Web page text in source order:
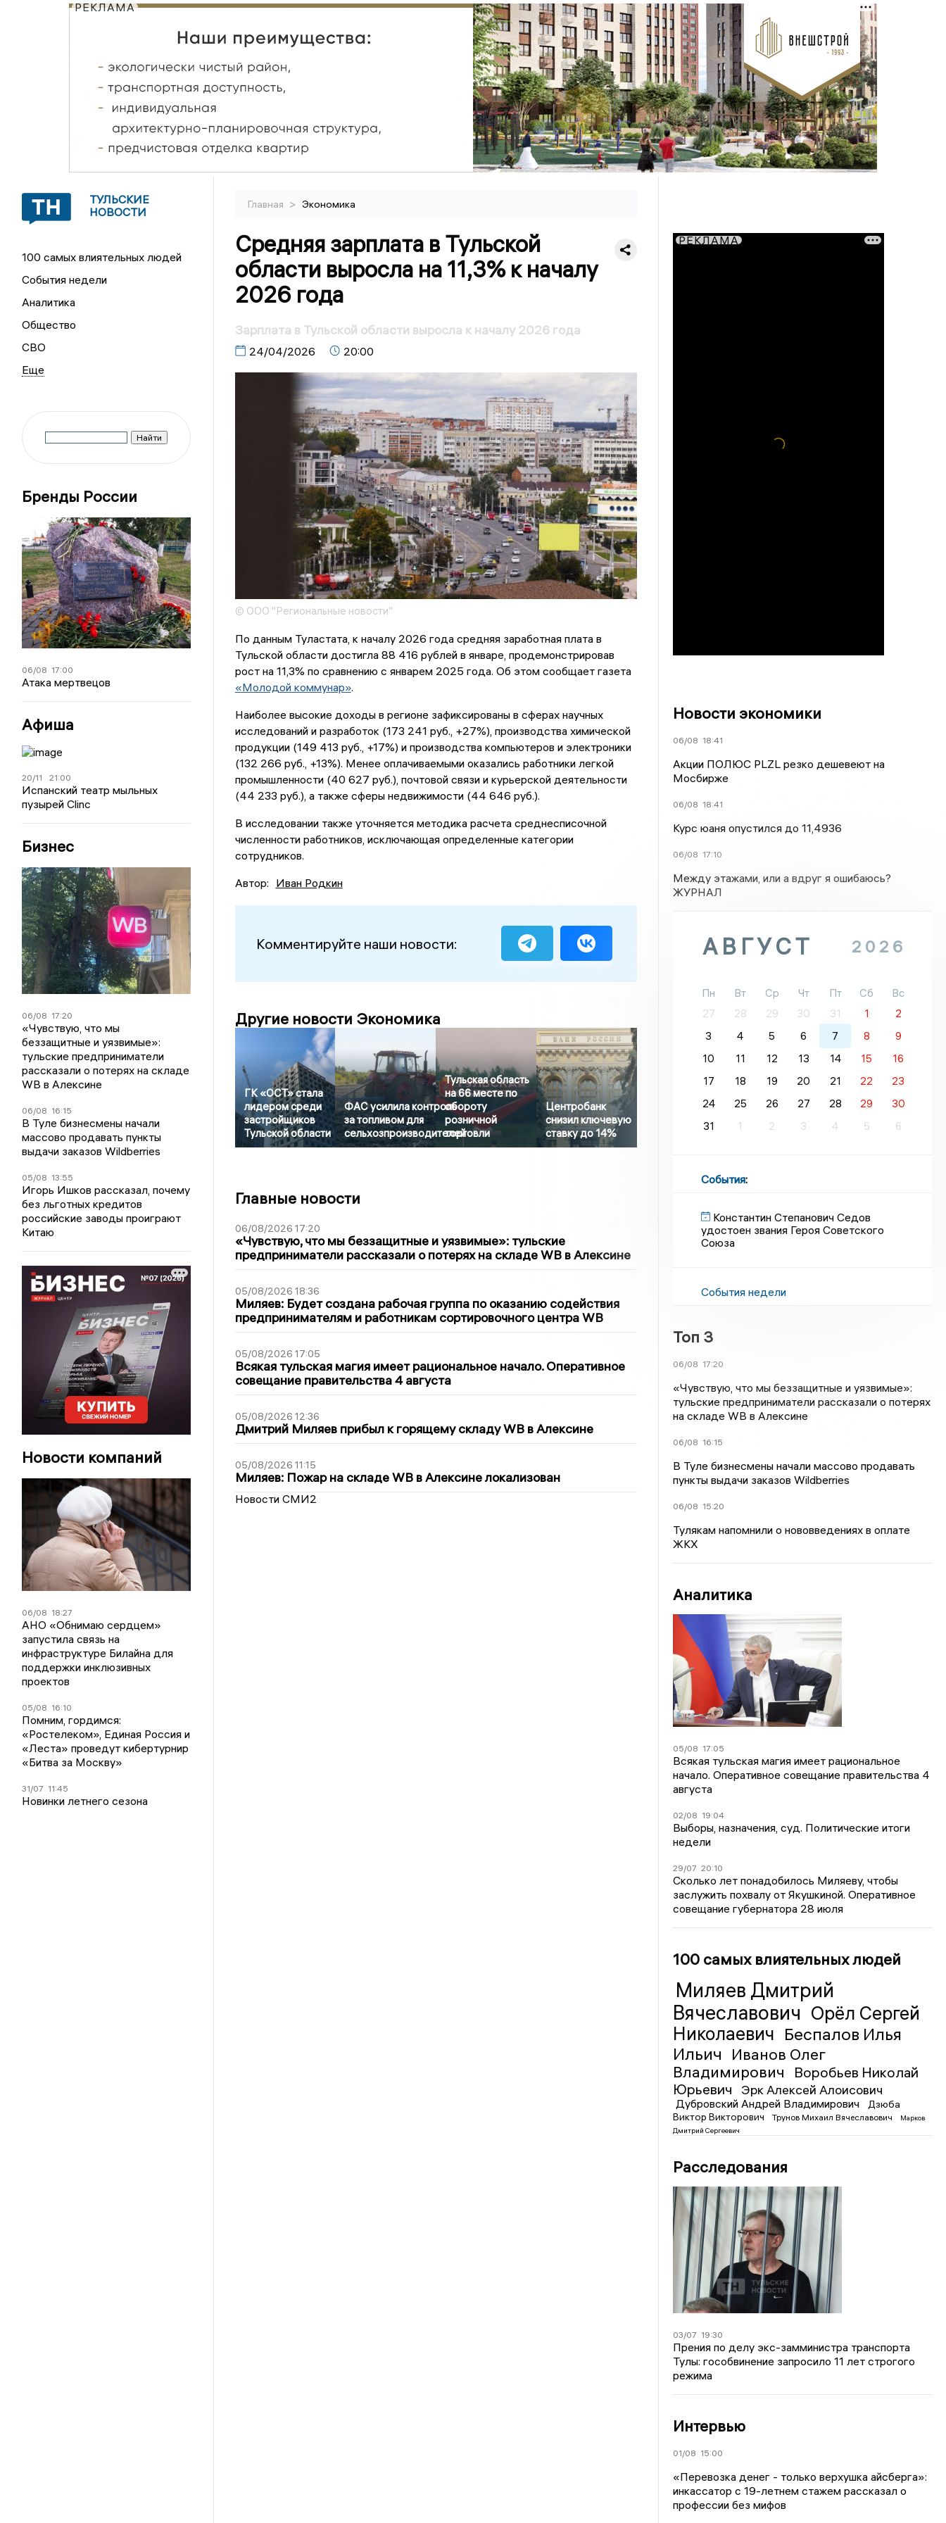
РЕКЛАМА
ТУЛЬСКИЕ
НОВОСТИ
100 самых влиятельных людей
События недели
Аналитика
Общество
СВО
Бренды России
06/08 17:00
Атака мертвецов
Афиша
20/11 21:00
Испанский театр мыльных
пузырей Clinc
Бизнес
06/08 17:20
«Чувствую, что мы
беззащитные и уязвимые»:
тульские предприниматели
рассказали о потерях на складе
WB в Алексине
06/08 16:15
В Туле бизнесмены начали
массово продавать пункты
выдачи заказов Wildberries
05/08 13:55
Игорь Ишков рассказал, почему
без льготных кредитов
российские заводы проиграют
Китаю
Новости компаний
06/08 18:27
АНО «Обнимаю сердцем»
запустила связь на
инфраструктуре Билайна для
поддержки инклюзивных
проектов
05/08 16:10
Помним, гордимся:
«Ростелеком», Единая Россия и
«Леста» проведут кибертурнир
«Битва за Москву»
31/07 11:45
Новинки летнего сезона
Главная > Экономика
Средняя зарплата в Тульской
области выросла на 11,3% к началу
2026 года
Зарплата в Тульской области выросла к началу 2026 года
24/04/2026 20:00
© ООО "Региональные новости"
По данным Туластата, к началу 2026 года средняя заработная плата в
Тульской области достигла 88 416 рублей в январе, продемонстрировав
рост на 11,3% по сравнению с январем 2025 года. Об этом сообщает газета
«Молодой коммунар».
Наиболее высокие доходы в регионе зафиксированы в сферах научных
исследований и разработок (173 241 руб., +27%), производства химической
продукции (149 413 руб., +17%) и производства компьютеров и электроники
(132 266 руб., +13%). Менее оплачиваемыми оказались работники легкой
промышленности (40 627 руб.), почтовой связи и курьерской деятельности
(44 233 руб.), а также сферы недвижимости (44 646 руб.).
В исследовании также уточняется методика расчета среднесписочной
численности работников, исключающая определенные категории
сотрудников.
Автор: Иван Родкин
Комментируйте наши новости:
Другие новости Экономика
ГК «ОСТ» стала
лидером среди
застройщиков
Тульской области
ФАС усилила контроль
за топливом для
сельхозпроизводителей
Тульская область
на 66 месте по
обороту
розничной
торговли
Центробанк
снизил ключевую
ставку до 14%
Главные новости
06/08/2026 17:20
«Чувствую, что мы беззащитные и уязвимые»: тульские
предприниматели рассказали о потерях на складе WB в Алексине
05/08/2026 18:36
Миляев: Будет создана рабочая группа по оказанию содействия
предпринимателям и работникам сортировочного центра WB
05/08/2026 17:05
Всякая тульская магия имеет рациональное начало. Оперативное
совещание правительства 4 августа
05/08/2026 12:36
Дмитрий Миляев прибыл к горящему складу WB в Алексине
05/08/2026 11:15
Миляев: Пожар на складе WB в Алексине локализован
Новости СМИ2
РЕКЛАМА
Новости экономики
06/08 18:41
Акции ПОЛЮС PLZL резко дешевеют на
Мосбирже
06/08 18:41
Курс юаня опустился до 11,4936
06/08 17:10
Между этажами, или а вдруг я ошибаюсь?
ЖУРНАЛ
АВГУСТ 2026
Пн Вт Ср Чт Пт Сб
Вс
27
28 29 30 31 1
2
3
4 5 6 7 8
9
10
11 12 13 14 15
16
17
18 19 20 21 22
23
24
25 26 27 28 29
30
31
1 2 3 4 5 6
События:
Константин Степанович Седов
удостоен звания Героя Советского
Союза
События недели
Топ 3
06/08 17:20
«Чувствую, что мы беззащитные и уязвимые»:
тульские предприниматели рассказали о потерях
на складе WB в Алексине
06/08 16:15
В Туле бизнесмены начали массово продавать
пункты выдачи заказов Wildberries
06/08 15:20
Тулякам напомнили о нововведениях в оплате
ЖКХ
Аналитика
05/08 17:05
Всякая тульская магия имеет рациональное
начало. Оперативное совещание правительства 4
августа
02/08 19:04
Выборы, назначения, суд. Политические итоги
недели
29/07 20:10
Сколько лет понадобилось Миляеву, чтобы
заслужить похвалу от Якушкиной. Оперативное
совещание губернатора 28 июля
100 самых влиятельных людей
Миляев Дмитрий
Вячеславович Орёл Сергей
Николаевич Беспалов Илья
Ильич
Иванов Олег
Владимирович
Воробьев Николай
Юрьевич
Эрк Алексей Алоисович
Дубровский Андрей Владимирович
Дзюба
Виктор Викторович
Трунов Михаил Вячеславович
Марков
Дмитрий Сергеевич
Расследования
03/07 19:30
Прения по делу экс-замминистра транспорта
Тулы: гособвинение запросило 11 лет строгого
режима
Интервью
01/08 15:00
«Перевозка денег - только верхушка айсберга»:
инкассатор с 19-летнем стажем рассказал о
профессии без мифов